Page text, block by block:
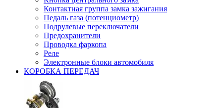
Контактная группа замка зажигания
Педаль газа (потенциометр)
Подрулевые переключатели
Предохранители
Проводка фаркопа
Реле
Электронные блоки автомобиля
КОРОБКА ПЕРЕДАЧ